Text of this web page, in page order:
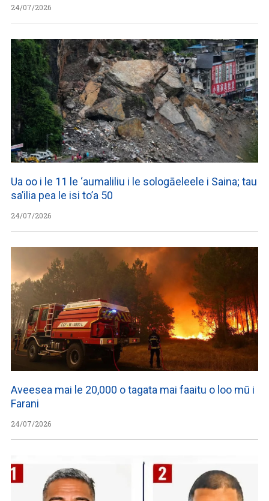
24/07/2026
Ua oo i le 11 le ‘aumaliliu i le sologāeleele i Saina; tau
sa’ilia pea le isi to’a 50
24/07/2026
Aveesea mai le 20,000 o tagata mai faaitu o loo mū i
Farani
24/07/2026